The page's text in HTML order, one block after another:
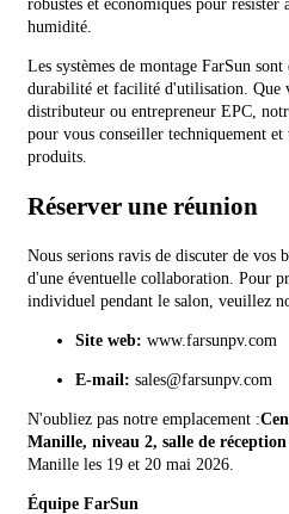
robustes et économiques pour
humidité.
Les systèmes de montage FarSun
durabilité et facilité d'utilisation. Que
distributeur ou entrepreneur EPC,
pour vous conseiller techniquement
produits.
Réserver une réunion
Nous serions ravis de discuter de vos
d'une éventuelle collaboration. Pour
individuel pendant le salon, veuillez
Site web: www.farsunpv.com
E-mail: sales@farsunpv.com
N'oubliez pas notre emplacement :
Manille, niveau 2, salle de
Manille les 19 et 20 mai 2026.
Équipe FarSun